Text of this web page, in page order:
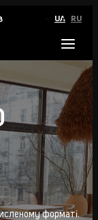
UA RU
форматі.